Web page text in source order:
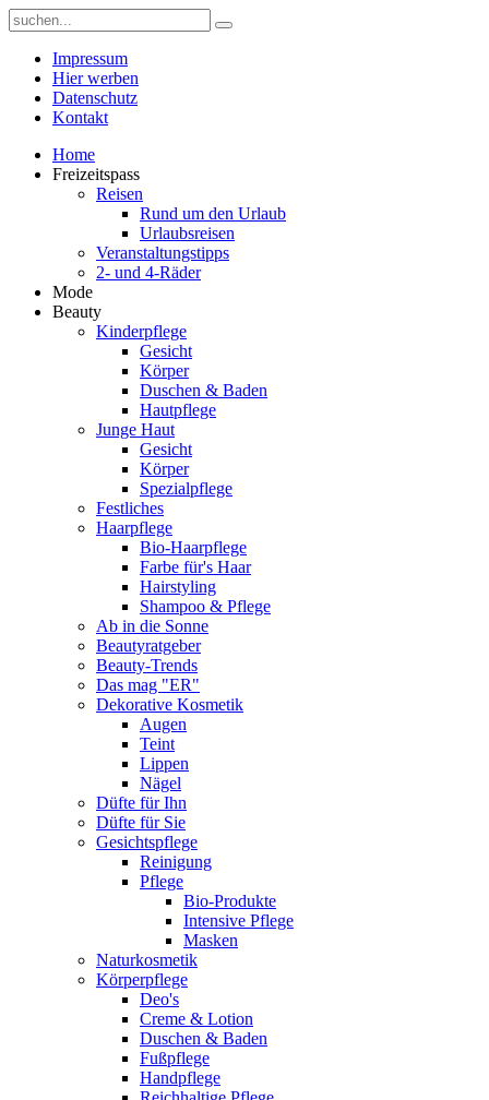
Impressum
Hier werben
Datenschutz
Kontakt
Home
Freizeitspass
Reisen
Rund um den Urlaub
Urlaubsreisen
Veranstaltungstipps
2- und 4-Räder
Mode
Beauty
Kinderpflege
Gesicht
Körper
Duschen & Baden
Hautpflege
Junge Haut
Gesicht
Körper
Spezialpflege
Festliches
Haarpflege
Bio-Haarpflege
Farbe für's Haar
Hairstyling
Shampoo & Pflege
Ab in die Sonne
Beautyratgeber
Beauty-Trends
Das mag "ER"
Dekorative Kosmetik
Augen
Teint
Lippen
Nägel
Düfte für Ihn
Düfte für Sie
Gesichtspflege
Reinigung
Pflege
Bio-Produkte
Intensive Pflege
Masken
Naturkosmetik
Körperpflege
Deo's
Creme & Lotion
Duschen & Baden
Fußpflege
Handpflege